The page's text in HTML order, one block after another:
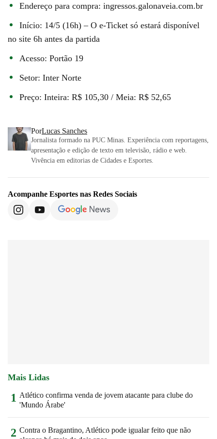
Endereço para compra: ingressos.galonaveia.com.br
Início: 14/5 (16h) – O e-Ticket só estará disponível
no site 6h antes da partida
Acesso: Portão 19
Setor: Inter Norte
Preço: Inteira: R$ 105,30 / Meia: R$ 52,65
PorLucas Sanches
Jornalista formado na PUC Minas. Experiência com reportagens,
apresentação e edição de texto em televisão, rádio e web.
Vivência em editorias de Cidades e Esportes.
Acompanhe Esportes nas Redes Sociais
Mais Lidas
1 Atlético confirma venda de jovem atacante para clube do
'Mundo Árabe'
2 Contra o Bragantino, Atlético pode igualar feito que não